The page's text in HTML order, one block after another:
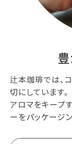
辻本珈琲では、
切にしています。
アロマをキープ
ーをパッケージ